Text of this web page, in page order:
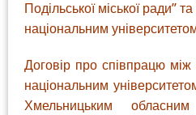
Подільської міської ради”
національним
Договір про співпрацю між
національним
Хмельницьким